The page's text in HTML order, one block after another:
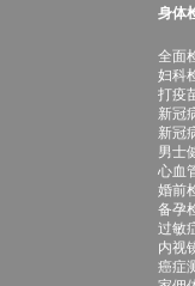
身体
全面
妇科
打疫
新冠
新冠
男士
心血
婚前
备孕
过敏
内视
癌症